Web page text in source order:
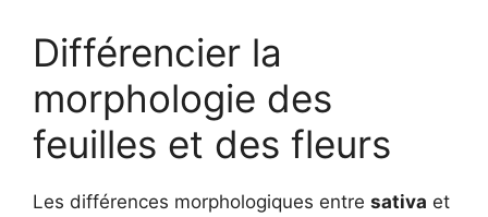
Différencier la
morphologie des
feuilles et des fleurs
Les différences morphologiques entre sativa et